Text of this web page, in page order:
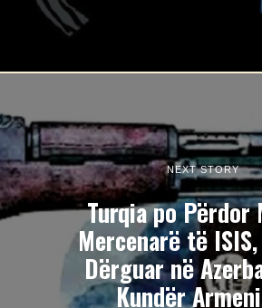
NEXT STORY
Turqia po Përdor
Mercenarë të
Dërguar në
Kundër